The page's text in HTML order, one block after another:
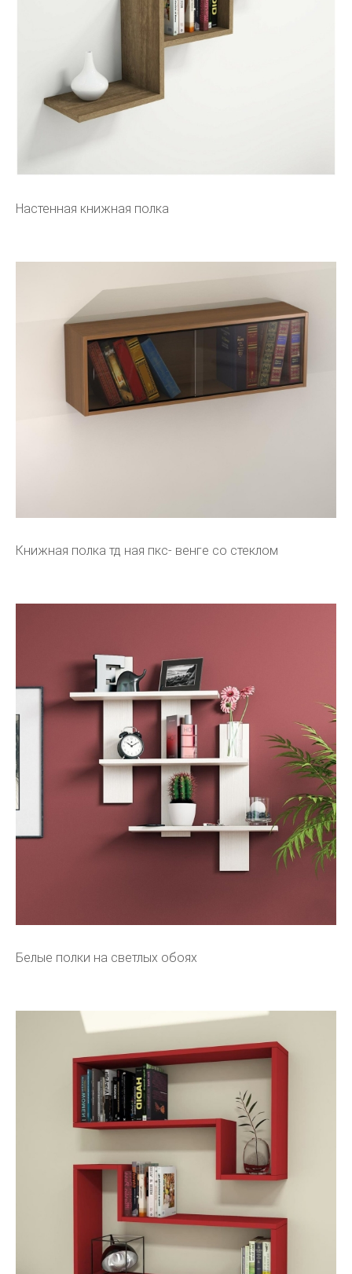
Настенная книжная полка
Книжная полка тд ная пкс- венге со стеклом
Белые полки на светлых обоях